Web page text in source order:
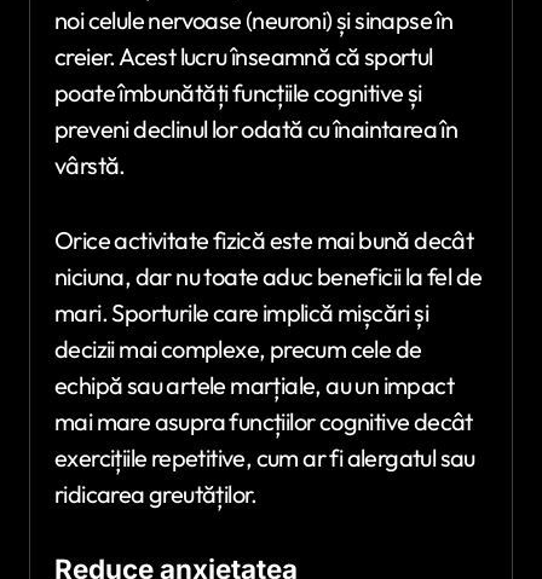
noi celule nervoase (neuroni) și sinapse în
creier. Acest lucru înseamnă că sportul
poate îmbunătăți funcțiile cognitive și
preveni declinul lor odată cu înaintarea în
vârstă.
Orice activitate fizică este mai bună decât
niciuna, dar nu toate aduc beneficii la fel de
mari. Sporturile care implică mișcări și
decizii mai complexe, precum cele de
echipă sau artele marțiale, au un impact
mai mare asupra funcțiilor cognitive decât
exercițiile repetitive, cum ar fi alergatul sau
ridicarea greutăților.
Reduce anxietatea